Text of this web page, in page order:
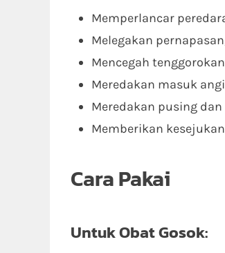
Memperlancar
Melegakan
Mencegah
Meredakan masuk
Meredakan pusing
Memberikan
Cara Pakai
Untuk Obat Gosok: